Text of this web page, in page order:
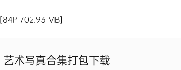
702.93 MB]
术写真合集打包下载